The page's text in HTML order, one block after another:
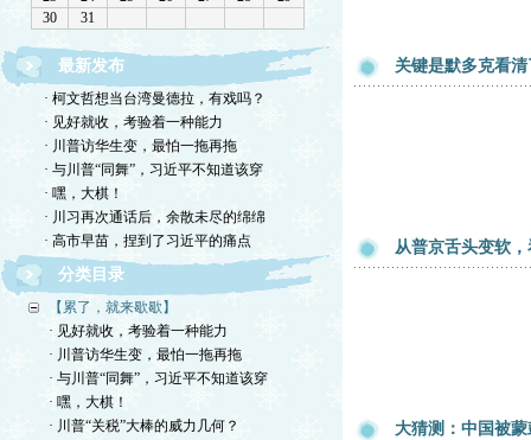
最新发布
· 柯文哲想当台湾曼德拉，有戏吗？
· 见好就收，考验着一种能力
· 川普访华生变，最怕一拖再拖
· 与川普“同舞”，习近平不知道该穿
· 嘿，大棋！
· 川习再次通话后，余散未尽的绵绵
· 高市早苗，捏到了习近平的痛点
分类目录
【累了，就来歇歇】
· 见好就收，考验着一种能力
· 川普访华生变，最怕一拖再拖
· 与川普“同舞”，习近平不知道该穿
· 嘿，大棋！
· 川普“关税”大棒的威力几何？
关键是默多克看
从普京舌头变软
大猜测：中国被